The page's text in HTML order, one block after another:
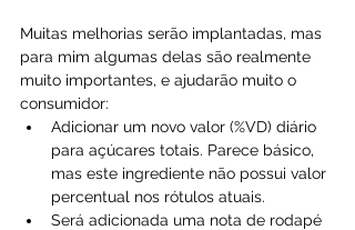
Muitas melhorias serão implantadas, mas
para mim algumas delas são realmente
muito importantes, e ajudarão muito o
consumidor:
Adicionar um novo valor (%VD) diário
para açúcares totais. Parece básico,
mas este ingrediente não possui valor
percentual nos rótulos atuais.
Será adicionada uma nota de rodapé